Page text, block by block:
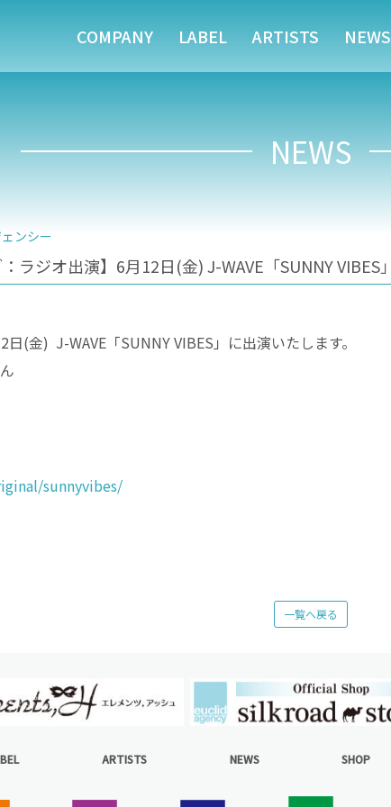
COMPANY LABEL ARTISTS NEWS
NEWS
ンシー
ラジオ出演】6月12日(金) J-WAVE「SUNNY VIBES」
(金) J-WAVE「SUNNY VIBES」に出演いたします。
sunnyvibes/
一覧へ戻る
ARTISTS NEWS SHOP